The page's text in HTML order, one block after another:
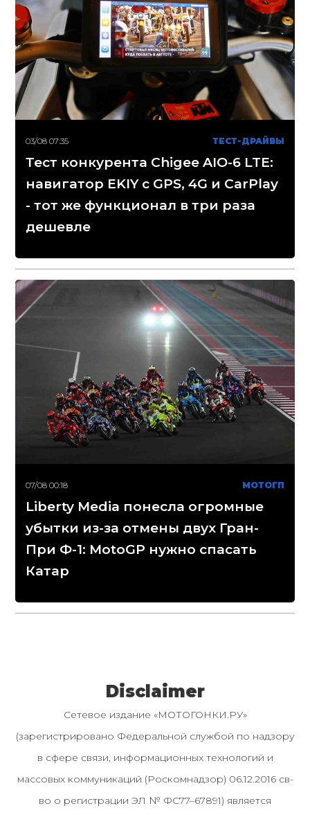
03/08 07:35 ТЕСТ-ДРАЙВЫ
Тест конкурента Chigee AIO-6 LTE:
навигатор EKIY с GPS, 4G и CarPlay
- тот же функционал в три раза
дешевле
07/08 00:18 МОТОГП
Liberty Media понесла огромные
убытки из-за отмены двух Гран-
При Ф-1: MotoGP нужно спасать
Катар
Disclaimer
Сетевое издание «МОТОГОНКИ.РУ»
(зарегистрировано Федеральной службой по надзору
в сфере связи, информационных технологий и
массовых коммуникаций (Роскомнадзор) 06.12.2016 св-
во о регистрации ЭЛ № ФС77–67891) является